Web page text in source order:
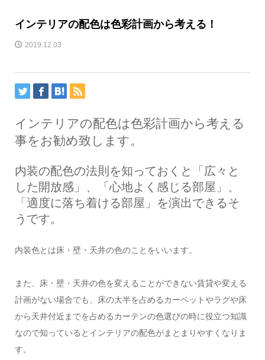
インテリアの配色は色彩計画から考える！
2019.12.03
インテリアの配色は色彩計画から考える
事をお勧め致します。
内装の配色の法則を知っておくと「広々と
した開放感」、「心地よく感じる部屋」、
「適度に落ち着ける部屋」を演出できるそ
うです。
内装色とは床・壁・天井の色のことをいいます。
また、床・壁・天井の色を変えることができない賃貸や変える
計画がない場合でも、床の大半を占めるカーペットやラグや床
から天井付近までを占めるカーテンの色選びの時に役立つ知識
なので知っているとインテリアの配色がまとまりやすくなりま
す。